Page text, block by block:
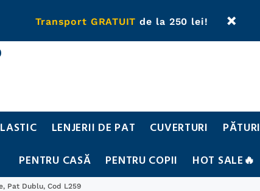
Transport GRATUIT de la 250 lei!
LENJERII DE PAT CUVERTURI PĂTURI
PENTRU CASĂ
PENTRU COPII HOT SALE🔥
Pat Dublu, Cod L259